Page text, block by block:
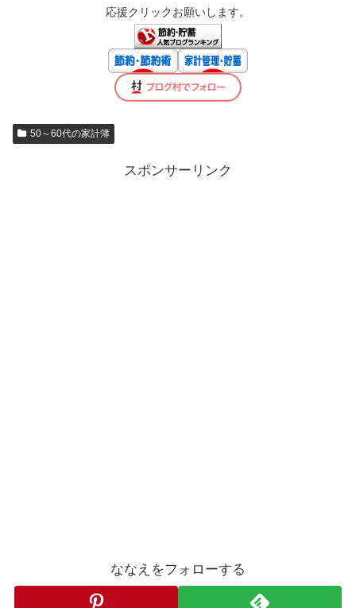
応援クリックお願いします。
50～60代の家計簿
スポンサーリンク
ななえをフォローする